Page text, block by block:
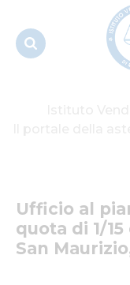
in San...
Ufficio al
quota di 1/
San